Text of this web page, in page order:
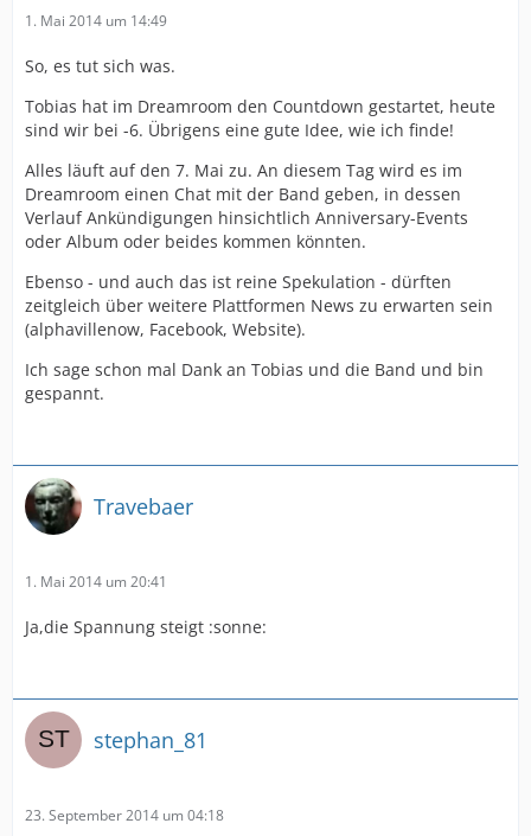
1. Mai 2014 um 14:49
So, es tut sich was.
Tobias hat im Dreamroom den Countdown gestartet, heute
sind wir bei -6. Übrigens eine gute Idee, wie ich finde!
Alles läuft auf den 7. Mai zu. An diesem Tag wird es im
Dreamroom einen Chat mit der Band geben, in dessen
Verlauf Ankündigungen hinsichtlich Anniversary-Events
oder Album oder beides kommen könnten.
Ebenso - und auch das ist reine Spekulation - dürften
zeitgleich über weitere Plattformen News zu erwarten sein
(alphavillenow, Facebook, Website).
Ich sage schon mal Dank an Tobias und die Band und bin
gespannt.
Travebaer
1. Mai 2014 um 20:41
Ja,die Spannung steigt :sonne:
stephan_81
23. September 2014 um 04:18